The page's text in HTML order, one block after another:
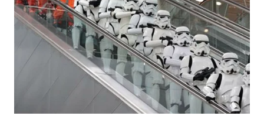
SUBANG
WN
SUKABUMI